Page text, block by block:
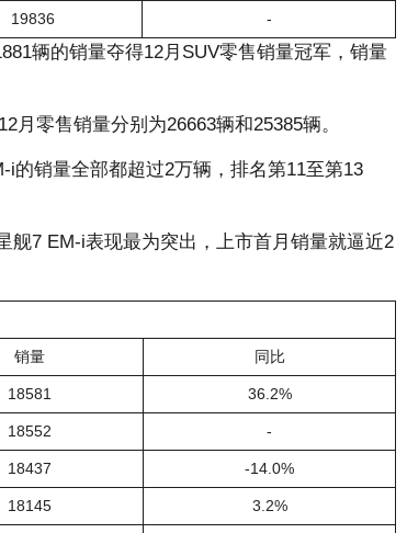
19836 -
辆的销量夺得12月SUV零售销量冠军，销量
零售销量分别为26663辆和25385辆。
的销量全部都超过2万辆，排名第11至第13
舰7 EM-i表现最为突出，上市首月销量就逼近2
销量 同比
18581 36.2%
18552 -
18437 -14.0%
18145 3.2%